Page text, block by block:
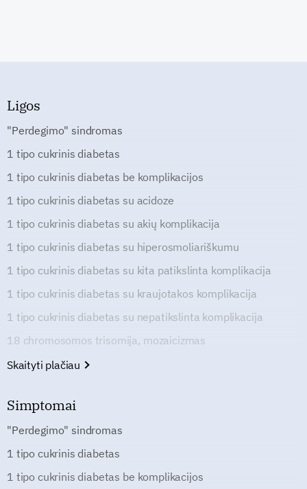
Ligos
"Perdegimo" sindromas
1 tipo cukrinis diabetas
1 tipo cukrinis diabetas be komplikacijos
1 tipo cukrinis diabetas su acidoze
1 tipo cukrinis diabetas su akių komplikacija
1 tipo cukrinis diabetas su hiperosmoliariškumu
1 tipo cukrinis diabetas su kita patikslinta komplikacija
1 tipo cukrinis diabetas su kraujotakos komplikacija
1 tipo cukrinis diabetas su nepatikslinta komplikacija
18 chromosomos trisomija, mozaicizmas
Skaityti plačiau
Simptomai
"Perdegimo" sindromas
1 tipo cukrinis diabetas
1 tipo cukrinis diabetas be komplikacijos